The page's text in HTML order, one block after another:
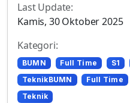
Last Update:
Kamis, 30 Oktober 2025
Kategori:
BUMN Full Time S1
TeknikBUMN
Full Time
Teknik